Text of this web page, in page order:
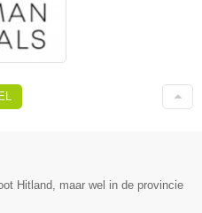
Hitland, maar wel in de provincie